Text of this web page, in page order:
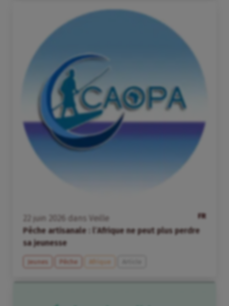
FR
juin dans
Veille
Pêche artisanale : l’Afrique ne peut plus perdre
sa jeunesse
Jeunes Pêche Afrique